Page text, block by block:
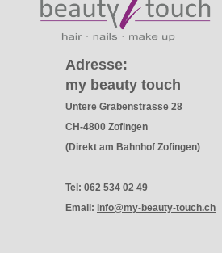
Adresse:
my beauty touch
Untere Grabenstrasse 28
CH-4800 Zofingen
(Direkt am Bahnhof Zofingen)
Tel: 062 534 02 49
Email: info@my-beauty-touch.ch